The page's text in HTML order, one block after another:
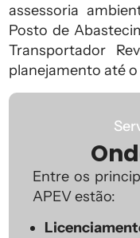
assessoria
Posto de
Transportador
planejamento até
Entre os
APEV estão: